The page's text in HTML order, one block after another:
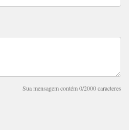
Sua mensagem contém 0/2000 caracteres